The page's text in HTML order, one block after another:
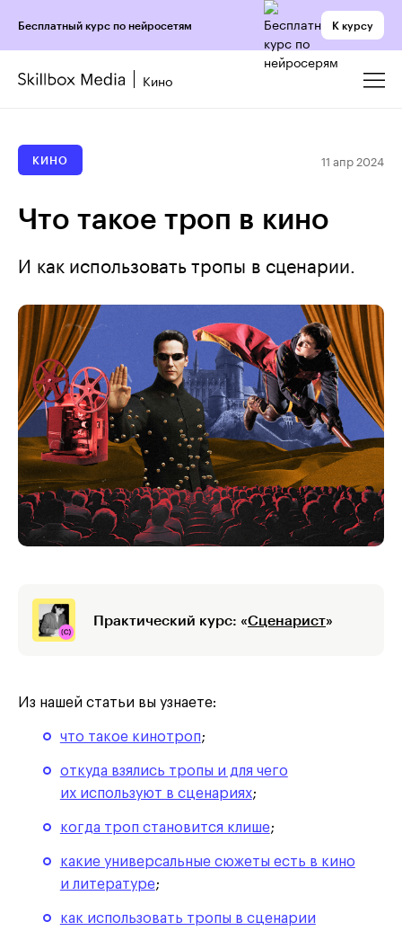
Бесплатный курс по нейросетям К курсу
Кино
КИНО 11 апр 2024
Что такое троп в кино
И как использовать тропы в сценарии.
Практический курс: «Сценарист»
Из нашей статьи вы узнаете:
что такое кинотроп;
откуда взялись тропы и для чего
их используют в сценариях;
когда троп становится клише;
какие универсальные сюжеты есть в кино
и литературе;
как использовать тропы в сценарии